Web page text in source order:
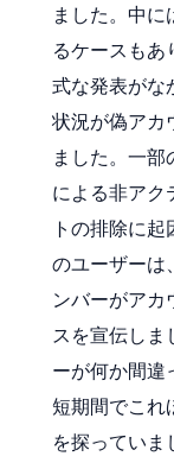
ました。中
るケースもあ
式な発表がな
状況が偽アカ
ました。一
による非アク
トの排除に
のユーザーは
ンバーがアカ
スを宣伝しま
ーが何か間違
短期間でこれ
を探っていま